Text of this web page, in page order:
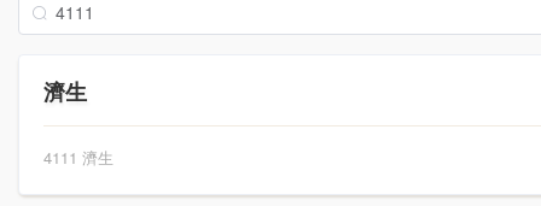
濟生
4111 濟生